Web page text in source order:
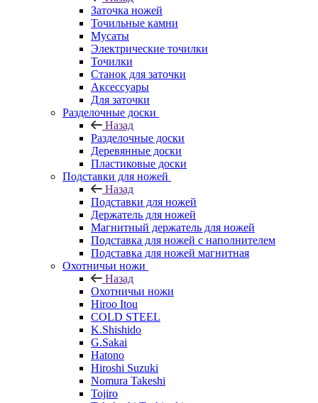
Заточка ножей
Точильные камни
Мусаты
Электрические точилки
Точилки
Станок для заточки
Аксессуары
Для заточки
Разделочные доски
Назад
Разделочные доски
Деревянные доски
Пластиковые доски
Подставки для ножей
Назад
Подставки для ножей
Держатель для ножей
Магнитный держатель для ножей
Подставка для ножей с наполнителем
Подставка для ножей магнитная
Охотничьи ножи
Назад
Охотничьи ножи
Hiroo Itou
COLD STEEL
K.Shishido
G.Sakai
Hatono
Hiroshi Suzuki
Nomura Takeshi
Tojiro